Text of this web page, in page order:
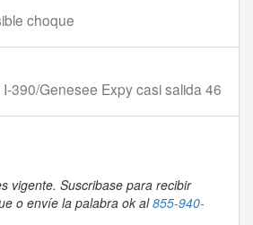
choque
390/Genesee Expy casi salida 46
vigente. Suscribase para recibir
o envíe la palabra ok al855-940-